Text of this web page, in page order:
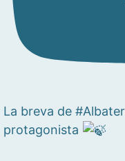
La breva de
protagonista